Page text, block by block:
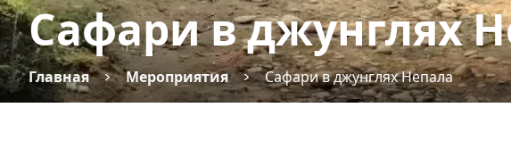
Сафари в джунглях
Главная Мероприятия Сафари в джунглях Непала